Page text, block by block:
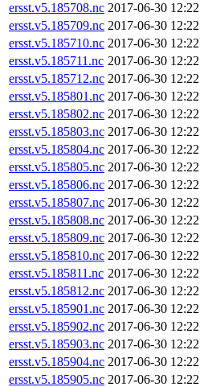
ersst.v5.185708.nc 2017-06-30 12:22
ersst.v5.185709.nc 2017-06-30 12:22
ersst.v5.185710.nc 2017-06-30 12:22
ersst.v5.185711.nc 2017-06-30 12:22
ersst.v5.185712.nc 2017-06-30 12:22
ersst.v5.185801.nc 2017-06-30 12:22
ersst.v5.185802.nc 2017-06-30 12:22
ersst.v5.185803.nc 2017-06-30 12:22
ersst.v5.185804.nc 2017-06-30 12:22
ersst.v5.185805.nc 2017-06-30 12:22
ersst.v5.185806.nc 2017-06-30 12:22
ersst.v5.185807.nc 2017-06-30 12:22
ersst.v5.185808.nc 2017-06-30 12:22
ersst.v5.185809.nc 2017-06-30 12:22
ersst.v5.185810.nc 2017-06-30 12:22
ersst.v5.185811.nc 2017-06-30 12:22
ersst.v5.185812.nc 2017-06-30 12:22
ersst.v5.185901.nc 2017-06-30 12:22
ersst.v5.185902.nc 2017-06-30 12:22
ersst.v5.185903.nc 2017-06-30 12:22
ersst.v5.185904.nc 2017-06-30 12:22
ersst.v5.185905.nc 2017-06-30 12:22